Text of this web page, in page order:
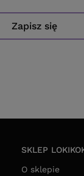
Zapisz się
SKLEP
O sklepie